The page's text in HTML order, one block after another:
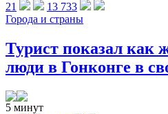
21
13 733
Города и страны
Турист показал как
люди в Гонконге в
5 минут